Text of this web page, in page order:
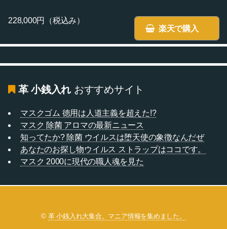
楽天で購入
228,000円（税込み）
革 小銭入れおすすめサイト
マスクゴム 徳用は人道主義を超えた!?
マスク 除菌 アロマの最新ニュース
知ってたか? 除菌 ウイルスは堕天使の象徴なんだぜ
あなたのお探し物ウイルス ストラップはココです。
マスク 2000に現代の職人魂を見た
© 革 小銭入れ大集合。マニア情報を集めました。